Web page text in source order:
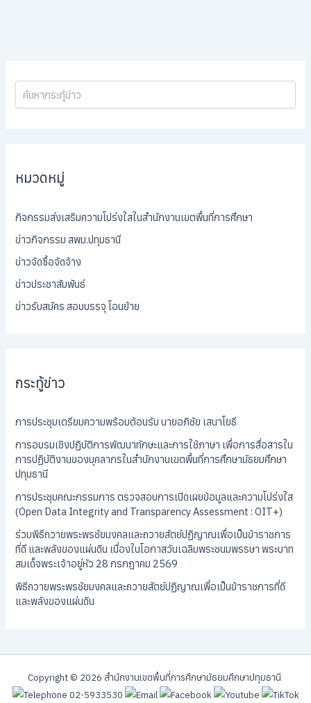
หมวดหมู่
กิจกรรมส่งเสริมความโปร่งใสในสำนักงานเขตพื้นที่การศึกษา
ข่าวกิจกรรม สพม.ปทุมธานี
ข่าวจัดซื้อจัดจ้าง
ข่าวประชาสัมพันธ์
ข่าวรับสมัคร สอบบรรจุ โอนย้าย
กระทู้ข่าว
การประชุมเตรียมความพร้อมต้อนรับ นายอภิชัย เสนาโยธี
การอบรมเชิงปฏิบัติการพัฒนาทักษะและการใช้ภาษา เพื่อการสื่อสารใน
การปฏิบัติงานของบุคลากรในสำนักงานเขตพื้นที่การศึกษามัธยมศึกษา
ปทุมธานี
การประชุมคณะกรรมการ ตรวจสอบการเปิดเผยข้อมูลและความโปร่งใส
(Open Data Integrity and Transparency Assessment : OIT+)
ร่วมพิธีถวายพระพรชัยมงคลและถวายสัตย์ปฏิญาณเพื่อเป็นข้าราชการ
ที่ดี และพลังของแผ่นดิน เนื่องในโอกาสวันเฉลิมพระชนมพรรษา พระบาท
สมเด็จพระเจ้าอยู่หัว 28 กรกฎาคม 2569
พิธีถวายพระพรชัยมงคลและถวายสัตย์ปฏิญาณเพื่อเป็นข้าราชการที่ดี
และพลังของแผ่นดิน
Copyright © 2026 สํานักงานเขตพื้นที่การศึกษามัธยมศึกษาปทุมธานี